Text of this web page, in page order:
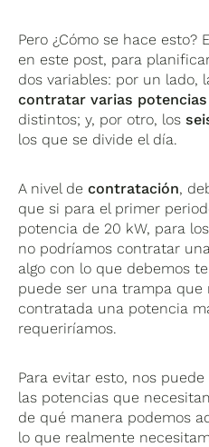
Pero ¿Cómo se hace esto?
en este post, para
dos variables: por un lado,
contratar varias potencias
distintos; y, por otro, los
los que se divide el día.
A nivel decontratación,
que si para el primer
potencia de 20 kW, para
no podríamos contratar
algo con lo que debemos
puede ser una trampa que
contratada una potencia
requeriríamos.
Para evitar esto, nos
las potencias que
de qué manera podemos
lo que realmente